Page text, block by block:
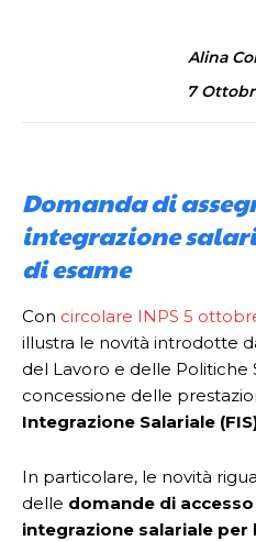
Alina
7
Domanda di
integrazione
di esame
Con circolare INPS 5
illustra le novità introdotte
del Lavoro e delle Politiche
concessione delle
Integrazione Salariale
In particolare, le novità
delle domande di accesso
integrazione salariale